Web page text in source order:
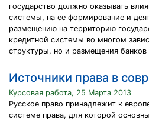
государство должно оказывать
системы, на ее формирование и
размещению на территорию
кредитной системы во многом
структуры, но и размещения банков
Источники права в
Курсовая работа, 25 Марта 2013
Русское право принадлежит к
системе права, для которой